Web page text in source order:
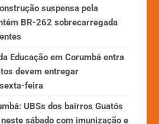
suspensa pela
BR-262 sobrecarregada
Educação em Corumbá entra
devem entregar
feira
UBSs dos bairros Guatós
sábado com imunização e